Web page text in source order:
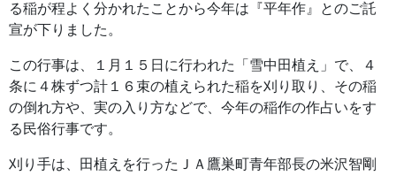
る稲が程よく分かれたことから今年は『平年作』とのご託
宣が下りました。
この行事は、１月１５日に行われた「雪中田植え」で、４
条に４株ずつ計１６束の植えられた稲を刈り取り、その稲
の倒れ方や、実の入り方などで、今年の稲作の作占いをす
る民俗行事です。
刈り手は、田植えを行ったＪＡ鷹巣町青年部長の米沢智剛